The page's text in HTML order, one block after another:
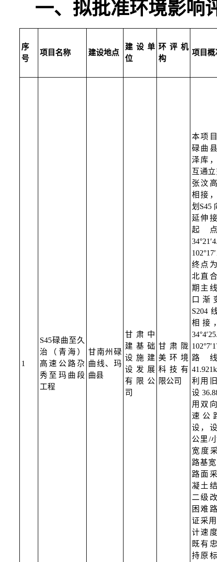
一、拟批准环境影响
序
号
项目名称 建设地点
建设单
位
环评机
构
项目概
1
S45碌曲至久
治（青海）
高速公路尕
秀至玛曲段
工程
甘南州碌
曲线、玛
曲县
甘肃中
建基础
设施建
设发展
有限公
司
甘肃陇
美环境
科技有
限公司
本项
碌曲
泽库
互通立
张汶
相接
划S45
延伸
起
终点
北直
期主
口渐
S204
相接
路
利用
设
用双
速公
设，
公里/
宽度
路基
路面
凝土
二级
困难
证采
计速
既有
持原